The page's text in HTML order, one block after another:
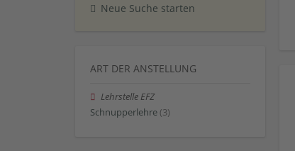
Neue Suche starten
ART DER ANSTELLUNG
Lehrstelle EFZ
Schnupperlehre (3)